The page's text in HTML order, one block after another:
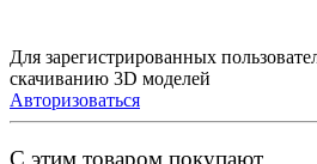
Для зарегистрированных
скачиванию 3D моделей
Авторизоваться
С этим товаром покупают